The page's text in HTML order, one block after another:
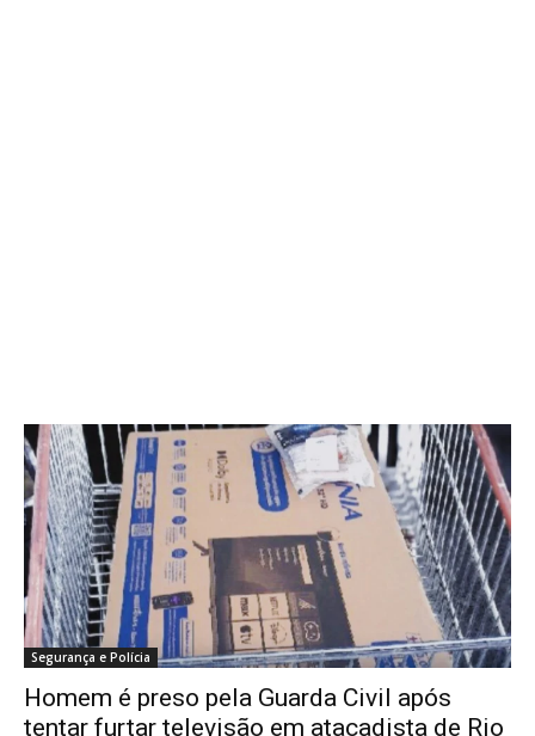
Segurança e Polícia
Homem é preso pela Guarda Civil após
tentar furtar televisão em atacadista de Rio